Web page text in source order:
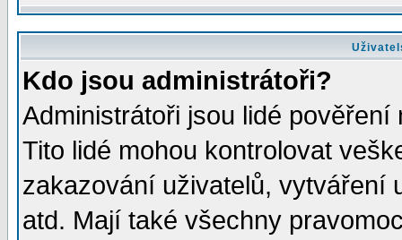
Kdo jsou administrátoři?
Administrátoři jsou lidé
Tito lidé mohou kontrolovat
zakazování uživatelů, vytváření
atd. Mají také všechny